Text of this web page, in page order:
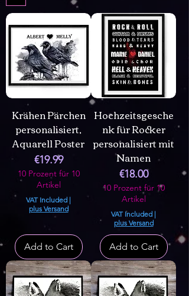
Krähen Pärchen
personalisiert,
Aquarell Poster
Price
€19.99
10 Prozent für 10
Artikel
VAT Included |
plus Versand
Add to Cart
Hochzeitsgesche
nk für Rocker
personalisiert mit
Namen
Price
€18.00
10 Prozent für 10
Artikel
VAT Included |
plus Versand
Add to Cart